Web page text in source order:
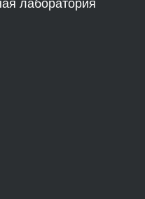
лаборатория